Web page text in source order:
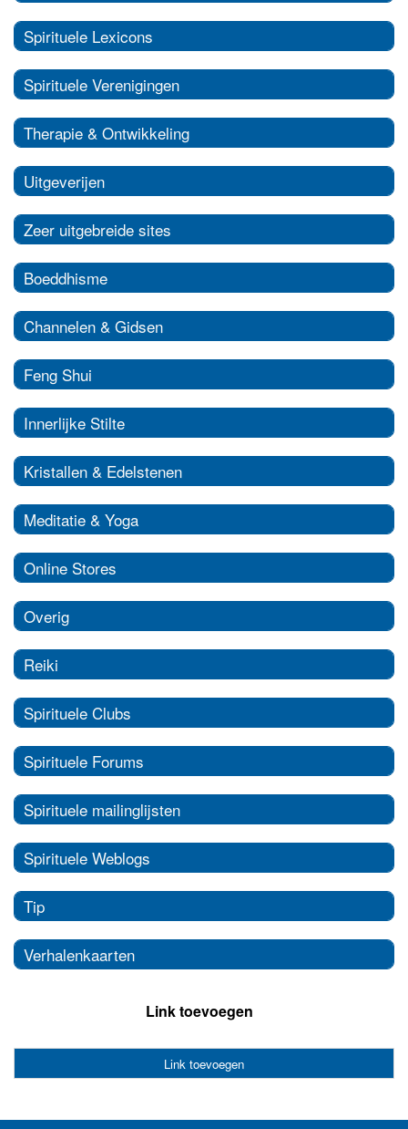
Spirituele Lexicons
Spirituele Verenigingen
Therapie & Ontwikkeling
Uitgeverijen
Zeer uitgebreide sites
Boeddhisme
Channelen & Gidsen
Feng Shui
Innerlijke Stilte
Kristallen & Edelstenen
Meditatie & Yoga
Online Stores
Overig
Reiki
Spirituele Clubs
Spirituele Forums
Spirituele mailinglijsten
Spirituele Weblogs
Tip
Verhalenkaarten
Link toevoegen
Link toevoegen